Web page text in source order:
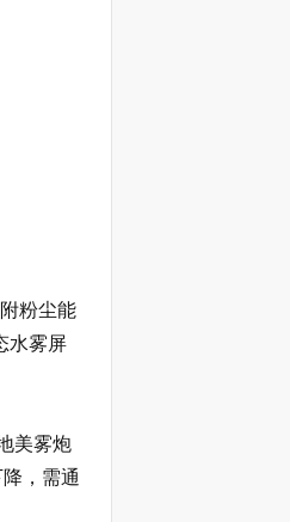
粉尘能
水雾屏
美雾炮
，需通